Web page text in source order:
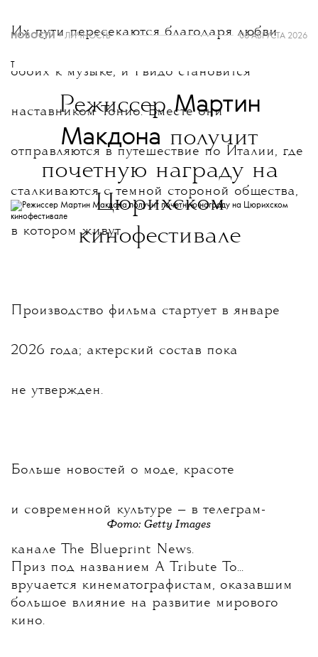
Их пути пересекаются благодаря любви
обоих к музыке, и Гвидо становится
наставником Тонио. Вместе они
отправляются в путешествие по Италии, где
сталкиваются с темной стороной общества,
в котором живут.
Производство фильма стартует в январе
2026 года; актерский состав пока
не утвержден.
Больше новостей о моде, красоте
и современной культуре — в телеграм-
канале The Blueprint News.
НОВОСТИ •ЛИЧНОСТЬ 06 АВГУСТА 2026
T
РежиссерМартин
Макдона получит
почетную награду на
Цюрихском
кинофестивале
Фото: Getty Images
Приз под названием A Tribute To...
вручается кинематографистам, оказавшим
большое влияние на развитие мирового
кино.